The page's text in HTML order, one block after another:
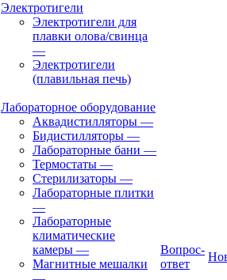
Электротигели
Электротигели для
плавки олова/свинца
—
Электротигели
(плавильная печь)
Лабораторное оборудование
Аквадистилляторы —
Бидистилляторы —
Лабораторные бани —
Термостаты —
Стерилизаторы —
Лабораторные плитки
—
Лабораторные
климатические
камеры —
Магнитные мешалки
Вопрос-
ответ